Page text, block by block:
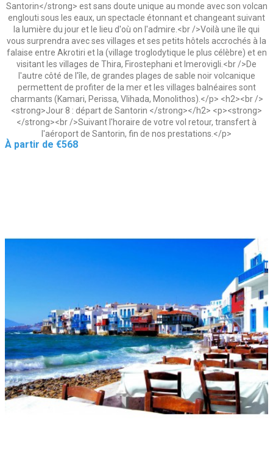
Santorin</strong> est sans doute unique au monde avec son volcan
englouti sous les eaux, un spectacle étonnant et changeant suivant
la lumière du jour et le lieu d'où on l'admire.<br />Voilà une île qui
vous surprendra avec ses villages et ses petits hôtels accrochés à la
falaise entre Akrotiri et Ia (village troglodytique le plus célèbre) et en
visitant les villages de Thira, Firostephani et Imerovigli.<br />De
l'autre côté de l'île, de grandes plages de sable noir volcanique
permettent de profiter de la mer et les villages balnéaires sont
charmants (Kamari, Perissa, Vlihada, Monolithos).</p> <h2><br />
<strong>Jour 8 : départ de Santorin </strong></h2> <p><strong>
</strong><br />Suivant l'horaire de votre vol retour, transfert à
l'aéroport de Santorin, fin de nos prestations.</p>
Price
À partir de €568